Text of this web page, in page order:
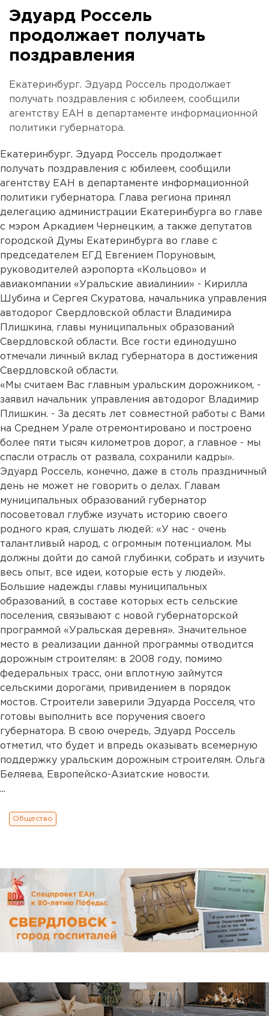
Эдуард Россель
продолжает получать
поздравления
Екатеринбург. Эдуард Россель продолжает
получать поздравления с юбилеем, сообщили
агентству ЕАН в департаменте информационной
политики губернатора.
Екатеринбург. Эдуард Россель продолжает
получать поздравления с юбилеем, сообщили
агентству ЕАН в департаменте информационной
политики губернатора. Глава региона принял
делегацию администрации Екатеринбурга во главе
с мэром Аркадием Чернецким, а также депутатов
городской Думы Екатеринбурга во главе с
председателем ЕГД Евгением Поруновым,
руководителей аэропорта «Кольцово» и
авиакомпании «Уральские авиалинии» - Кирилла
Шубина и Сергея Скуратова, начальника управления
автодорог Свердловской области Владимира
Плишкина, главы муниципальных образований
Свердловской области. Все гости единодушно
отмечали личный вклад губернатора в достижения
Свердловской области.
«Мы считаем Вас главным уральским дорожником, -
заявил начальник управления автодорог Владимир
Плишкин. - За десять лет совместной работы с Вами
на Среднем Урале отремонтировано и построено
более пяти тысяч километров дорог, а главное - мы
спасли отрасль от развала, сохранили кадры».
Эдуард Россель, конечно, даже в столь праздничный
день не может не говорить о делах. Главам
муниципальных образований губернатор
посоветовал глубже изучать историю своего
родного края, слушать людей: «У нас - очень
талантливый народ, с огромным потенциалом. Мы
должны дойти до самой глубинки, собрать и изучить
весь опыт, все идеи, которые есть у людей».
Большие надежды главы муниципальных
образований, в составе которых есть сельские
поселения, связывают с новой губернаторской
программой «Уральская деревня». Значительное
место в реализации данной программы отводится
дорожным строителям: в 2008 году, помимо
федеральных трасс, они вплотную займутся
сельскими дорогами, привидением в порядок
мостов. Строители заверили Эдуарда Росселя, что
готовы выполнить все поручения своего
губернатора. В свою очередь, Эдуард Россель
отметил, что будет и впредь оказывать всемерную
поддержку уральским дорожным строителям. Ольга
Беляева, Европейско-Азиатские новости.
...
Общество